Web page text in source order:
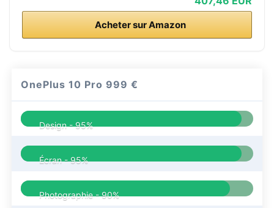
Acheter sur Amazon
OnePlus 10 Pro 999 €
Design -95%
Écran -95%
Photographie -90%